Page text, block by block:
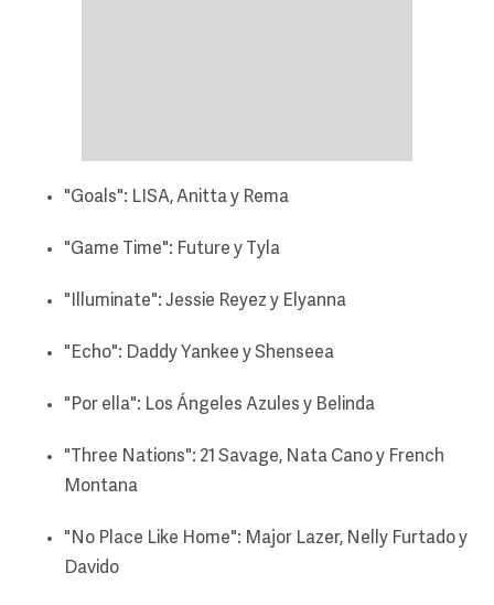
"Goals": LISA, Anitta y Rema
"Game Time": Future y Tyla
"Illuminate": Jessie Reyez y Elyanna
"Echo": Daddy Yankee y Shenseea
"Por ella": Los Ángeles Azules y Belinda
"Three Nations": 21 Savage, Nata Cano y French
Montana
"No Place Like Home": Major Lazer, Nelly Furtado y
Davido